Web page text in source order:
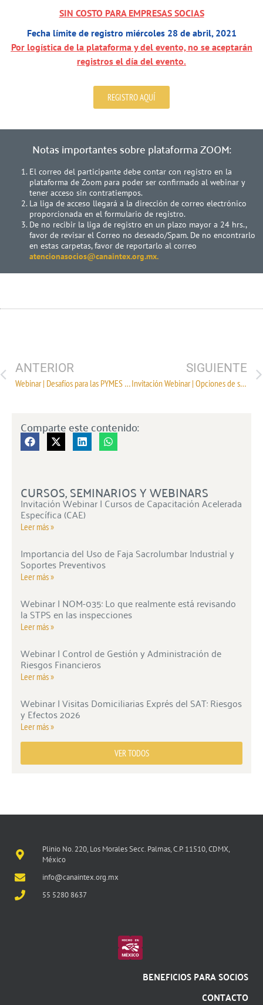
SIN COSTO PARA EMPRESAS SOCIAS
Fecha límite de registro miércoles 28 de abril, 2021
Por logística de la plataforma y del evento, no se aceptarán
registros el día del evento.
REGISTRO AQUÍ
Notas importantes sobre plataforma ZOOM:
El correo del participante debe contar con registro en la
plataforma de Zoom para poder ser confirmado al webinar y
tener acceso sin contratiempos.
La liga de acceso llegará a la dirección de correo electrónico
proporcionada en el formulario de registro.
De no recibir la liga de registro en un plazo mayor a 24 hrs.,
favor de revisar el Correo no deseado/Spam. De no encontrarlo
en estas carpetas, favor de reportarlo al correo
atencionasocios@canaintex.org.mx.
ANTERIOR
Webinar | Desafíos para las PYMES en México
SIGUIENTE
Invitación Webinar | Opciones de suministro en el marco regulatorio actual
Comparte este contenido:
CURSOS, SEMINARIOS Y WEBINARS
Invitación Webinar | Cursos de Capacitación Acelerada
Específica (CAE)
Leer más »
Importancia del Uso de Faja Sacrolumbar Industrial y
Soportes Preventivos
Leer más »
Webinar | NOM-035: Lo que realmente está revisando
la STPS en las inspecciones
Leer más »
Webinar | Control de Gestión y Administración de
Riesgos Financieros
Leer más »
Webinar | Visitas Domiciliarias Exprés del SAT: Riesgos
y Efectos 2026
Leer más »
VER TODOS
Plinio No. 220, Los Morales Secc. Palmas, C.P. 11510, CDMX,
México
info@canaintex.org.mx
55 5280 8637
BENEFICIOS PARA SOCIOS
CONTACTO